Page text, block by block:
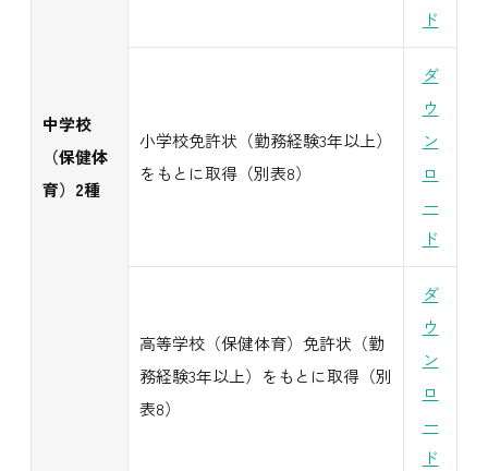
中学校
（保健体
育）2種
ド
小学校免許状（勤務経験3年以上）
をもとに取得（別表8）
ダ
ウ
ン
ロ
ー
ド
高等学校（保健体育）免許状（勤
務経験3年以上）をもとに取得（別
表8）
ダ
ウ
ン
ロ
ー
ド